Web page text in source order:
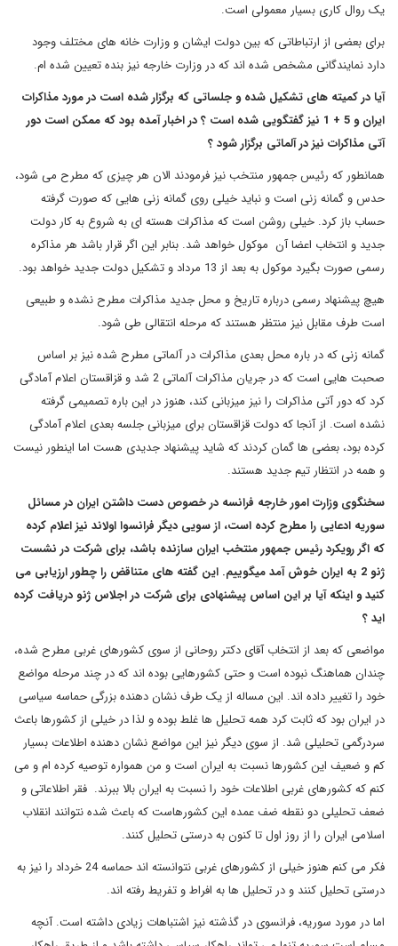
یک روال کاری بسیار معمولی است.
برای بعضی از ارتباطاتی که بین دولت ایشان و وزارت خانه های مختلف وجود
دارد نمایندگانی مشخص شده اند که در وزارت خارجه نیز بنده تعیین شده ام.
آیا در کمیته های تشکیل شده و جلساتی که برگزار شده است در مورد مذاکرات
ایران و 5 + 1 نیز گفتگویی شده است ؟ در اخبار آمده بود که ممکن است دور
آتی مذاکرات نیز در آلماتی برگزار شود ؟
همانطور که رئیس جمهور منتخب نیز فرمودند الان هر چیزی که مطرح می شود،
حدس و گمانه زنی است و نباید خیلی روی گمانه زنی هایی که صورت گرفته
حساب باز کرد. خیلی روشن است که مذاکرات هسته ای به شروع به کار دولت
جدید و انتخاب اعضا آن موکول خواهد شد. بنابر این اگر قرار باشد هر مذاکره
رسمی صورت بگیرد موکول به بعد از 13 مرداد و تشکیل دولت جدید خواهد بود.
هیچ پیشنهاد رسمی درباره تاریخ و محل جدید مذاکرات مطرح نشده و طبیعی
است طرف مقابل نیز منتظر هستند که مرحله انتقالی طی شود.
گمانه زنی که در باره محل بعدی مذاکرات در آلماتی مطرح شده نیز بر اساس
صحبت هایی است که در جریان مذاکرات آلماتی 2 شد و قزاقستان اعلام آمادگی
کرد که دور آتی مذاکرات را نیز میزبانی کند، هنوز در این باره تصمیمی گرفته
نشده است. از آنجا که دولت قزاقستان برای میزبانی جلسه بعدی اعلام آمادگی
کرده بود، بعضی ها گمان کردند که شاید پیشنهاد جدیدی هست اما اینطور نیست
و همه در انتظار تیم جدید هستند.
سخنگوی وزارت امور خارجه فرانسه در خصوص دست داشتن ایران در مسائل
سوریه ادعایی را مطرح کرده است، از سویی دیگر فرانسوا اولاند نیز اعلام کرده
که اگر رویکرد رئیس جمهور منتخب ایران سازنده باشد، برای شرکت در نشست
ژنو 2 به ایران خوش آمد میگوییم. این گفته های متناقض را چطور ارزیابی می
کنید و اینکه آیا بر این اساس پیشنهادی برای شرکت در اجلاس ژنو دریافت کرده
اید ؟
مواضعی که بعد از انتخاب آقای دکتر روحانی از سوی کشورهای غربی مطرح شده،
چندان هماهنگ نبوده است و حتی کشورهایی بوده اند که در چند مرحله مواضع
خود را تغییر داده اند. این مساله از یک طرف نشان دهنده بزرگی حماسه سیاسی
در ایران بود که ثابت کرد همه تحلیل ها غلط بوده و لذا در خیلی از کشورها باعث
سردرگمی تحلیلی شد. از سوی دیگر نیز این مواضع نشان دهنده اطلاعات بسیار
کم و ضعیف این کشورها نسبت به ایران است و من همواره توصیه کرده ام و می
کنم که کشورهای غربی اطلاعات خود را نسبت به ایران بالا ببرند. فقر اطلاعاتی و
ضعف تحلیلی دو نقطه ضف عمده این کشورهاست که باعث شده نتوانند انقلاب
اسلامی ایران را از روز اول تا کنون به درستی تحلیل کنند.
فکر می کنم هنوز خیلی از کشورهای غربی نتوانسته اند حماسه 24 خرداد را نیز به
درستی تحلیل کنند و در تحلیل ها به افراط و تفریط رفته اند.
اما در مورد سوریه، فرانسوی در گذشته نیز اشتباهات زیادی داشته است. آنچه